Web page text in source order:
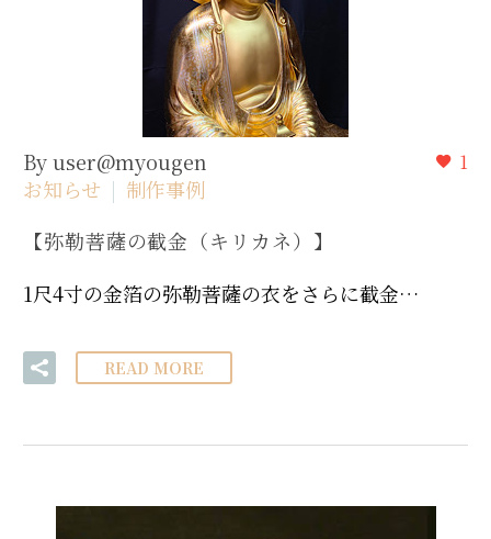
1
By user@myougen
お知らせ
制作事例
【弥勒菩薩の截金（キリカネ）】
1尺4寸の金箔の弥勒菩薩の衣をさらに截金…
READ MORE